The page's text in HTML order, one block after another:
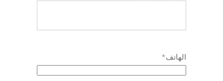
الهاتف*